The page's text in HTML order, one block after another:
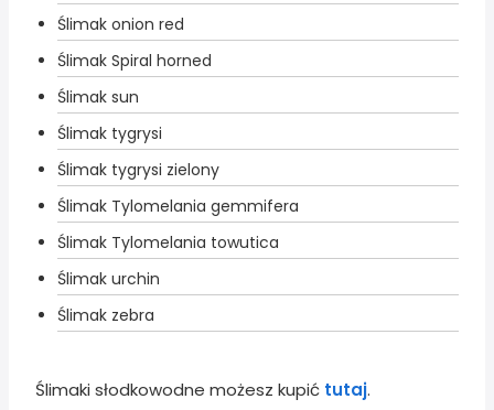
Ślimak onion red
Ślimak Spiral horned
Ślimak sun
Ślimak tygrysi
Ślimak tygrysi zielony
Ślimak Tylomelania gemmifera
Ślimak Tylomelania towutica
Ślimak urchin
Ślimak zebra
Ślimaki słodkowodne możesz kupić tutaj.